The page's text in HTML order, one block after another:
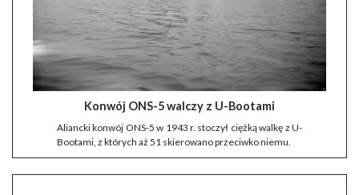
Konwój ONS-5 walczy z U-Bootami
Aliancki konwój ONS-5 w 1943 r. stoczył ciężką walkę z U-
Bootami, z których aż 51 skierowano przeciwko niemu.